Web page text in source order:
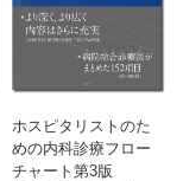
ホスピタリストのた
めの内科診療フロー
チャート第3版